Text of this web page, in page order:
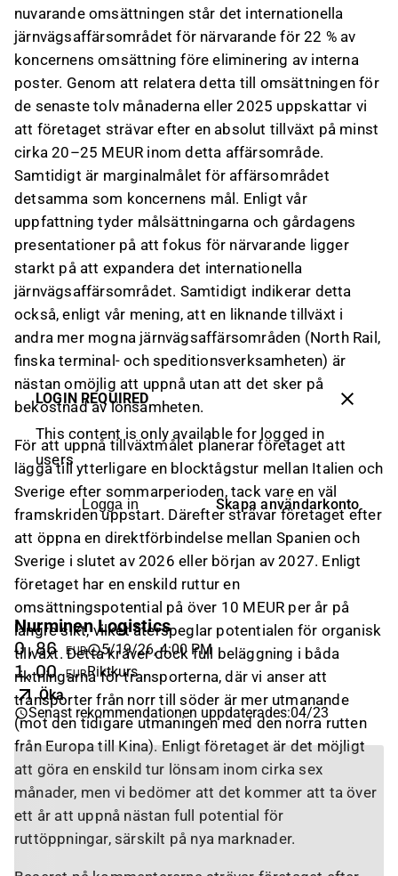
nuvarande omsättningen står det internationella
järnvägsaffärsområdet för närvarande för 22 % av
koncernens omsättning före eliminering av interna
poster. Genom att relatera detta till omsättningen för
de senaste tolv månaderna eller 2025 uppskattar vi
att företaget strävar efter en absolut tillväxt på minst
cirka 20–25 MEUR inom detta affärsområde.
Samtidigt är marginalmålet för affärsområdet
detsamma som koncernens mål. Enligt vår
uppfattning tyder målsättningarna och gårdagens
presentationer på att fokus för närvarande ligger
starkt på att expandera det internationella
järnvägsaffärsområdet. Samtidigt indikerar detta
också, enligt vår mening, att en liknande tillväxt i
andra mer mogna järnvägsaffärsområden (North Rail,
finska terminal- och speditionsverksamheten) är
nästan omöjlig att uppnå utan att det sker på
bekostnad av lönsamheten.
För att uppnå tillväxtmålet planerar företaget att
lägga till ytterligare en blocktågstur mellan Italien och
Sverige efter sommarperioden, tack vare en väl
framskriden uppstart. Därefter strävar företaget efter
att öppna en direktförbindelse mellan Spanien och
Sverige i slutet av 2026 eller början av 2027. Enligt
företaget har en enskild ruttur en
omsättningspotential på över 10 MEUR per år på
längre sikt, vilket återspeglar potentialen för organisk
tillväxt. Detta kräver dock full beläggning i båda
riktningarna för transporterna, där vi anser att
transporter från norr till söder är mer utmanande
(mot den tidigare utmaningen med den norra rutten
från Europa till Kina). Enligt företaget är det möjligt
att göra en enskild tur lönsam inom cirka sex
månader, men vi bedömer att det kommer att ta över
ett år att uppnå nästan full potential för
ruttöppningar, särskilt på nya marknader.
LOGIN REQUIRED
This content is only available for logged in
users
Logga in Skapa användarkonto
Nurminen Logistics
0,86 EUR 5/19/26, 4:00 PM
1,00 EURRiktkurs
Öka
Senast rekommendationen uppdaterades:04/23